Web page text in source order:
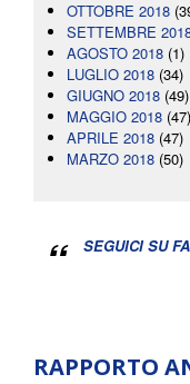
OTTOBRE 2018
SETTEMBRE
AGOSTO 2018 (1)
LUGLIO 2018 (34)
GIUGNO 2018 (49)
MAGGIO 2018 (47)
APRILE 2018 (47)
MARZO 2018 (50)
SEGUICI SU
RAPPORTO